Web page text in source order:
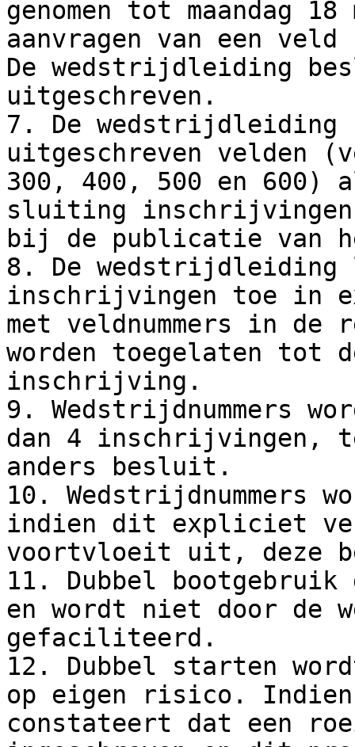
genomen tot maandag
aanvragen van een
De wedstrijdleiding
uitgeschreven.
7. De wedstrijdleiding
uitgeschreven velden
300, 400, 500 en 600)
sluiting inschrijvingen.
bij de publicatie van
8. De wedstrijdleiding
inschrijvingen toe in
met veldnummers in de
worden toegelaten tot
inschrijving.
9. Wedstrijdnummers
dan 4 inschrijvingen,
anders besluit.
10. Wedstrijdnummers
indien dit expliciet
voortvloeit uit, deze
11. Dubbel
en wordt niet door de
gefaciliteerd.
12. Dubbel starten
op eigen risico.
constateert dat een